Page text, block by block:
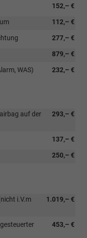
152,– €
112,– €
277,– €
879,– €
232,– €
WAS)
293,– €
auf der
137,– €
250,– €
1.019,– €
i.V.m
453,– €